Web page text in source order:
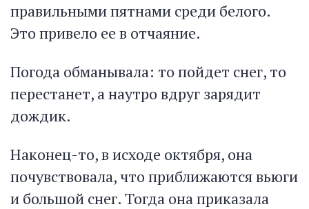
правильными пятнами среди белого.
Это привело ее в отчаяние.
Погода обманывала: то пойдет снег, то
перестанет, а наутро вдруг зарядит
дождик.
Наконец-то, в исходе октября, она
почувствовала, что приближаются вьюги
и большой снег. Тогда она приказала